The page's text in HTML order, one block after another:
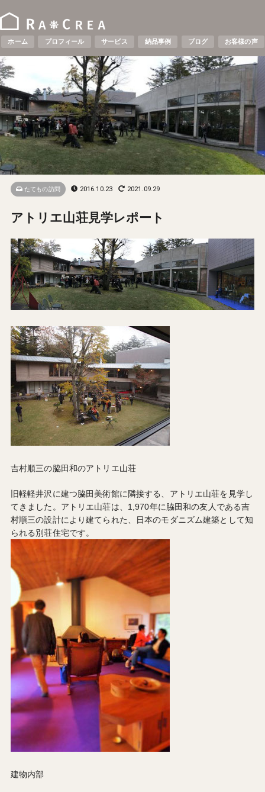
ホーム プロフィール サービス 納品事例 ブログ お客様の声
たてもの訪問 2016.10.23 2021.09.29
アトリエ山荘見学レポート
吉村順三の脇田和のアトリエ山荘
旧軽軽井沢に建つ脇田美術館に隣接する、アトリエ山荘を見学し
てきました。アトリエ山荘は、1,970年に脇田和の友人である吉
村順三の設計により建てられた、日本のモダニズム建築として知
られる別荘住宅です。
建物内部